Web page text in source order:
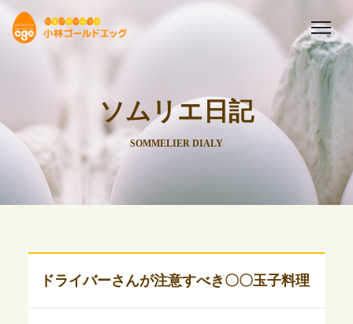
ソムリエ日記
SOMMELIER DIALY
ドライバーさんが注意すべき〇〇玉子料理